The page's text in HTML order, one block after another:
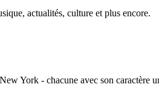
actualités, culture et plus encore.
York - chacune avec son caractère